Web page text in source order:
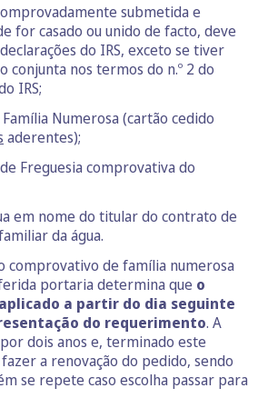
submetida e
for casado ou unido de facto, deve
do IRS, exceto se tiver
conjunta nos termos do n.º 2 do
IRS;
Numerosa (cartão cedido
aderentes);
Freguesia comprovativa do
em nome do titular do contrato de
da água.
comprovativo de família numerosa
portaria determina que o
a partir do dia seguinte
do requerimento. A
dois anos e, terminado este
a renovação do pedido, sendo
se repete caso escolha passar para